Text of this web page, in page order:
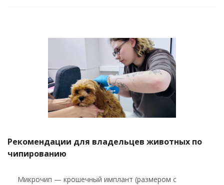
Рекомендации для владельцев животных по
чипированию
Микрочип — крошечный имплант (размером с